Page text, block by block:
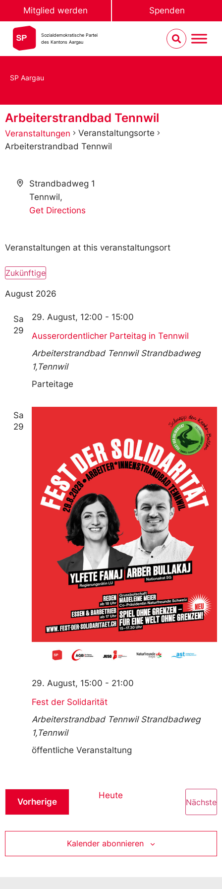
Mitglied werden Spenden
Sozialdemokratische Partei
des Kantons Aargau
SP Aargau
Arbeiterstrandbad Tennwil
Veranstaltungen
Veranstaltungsorte
Arbeiterstrandbad Tennwil
Address
Strandbadweg 1
Tennwil,
Get Directions
Veranstaltungen at this veranstaltungsort
Zukünftige
Wählen
Sie
das
aus.
August 2026
Sa
29
29. August, 12:00 - 15:00
Ausserordentlicher Parteitag in Tennwil
Arbeiterstrandbad Tennwil Strandbadweg
1,Tennwil
Parteitage
Sa
29
29. August, 15:00 - 21:00
Fest der Solidarität
Arbeiterstrandbad Tennwil Strandbadweg
1,Tennwil
öffentliche Veranstaltung
VorherigeVeranstaltungen
Heute
Nächste
Kalender abonnieren